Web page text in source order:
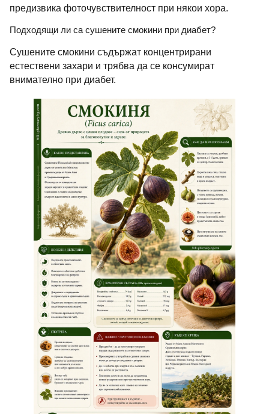
предизвика фоточувствителност при някои хора.
Подходящи ли са сушените смокини при диабет?
Сушените смокини съдържат концентрирани
естествени захари и трябва да се консумират
внимателно при диабет.